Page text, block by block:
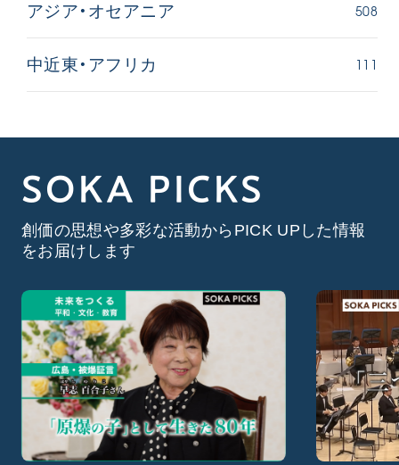
アジア・オセアニア 508
中近東・アフリカ 111
SOKA PICKS
創価の思想や多彩な活動からPICK UPした情報
をお届けします